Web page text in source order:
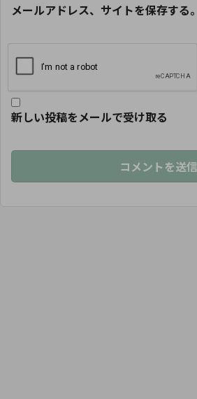
メールアドレス、サイトを保存する。
新しい投稿をメールで受け取る